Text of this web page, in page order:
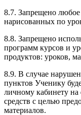
8.7. Запрещено любое
нарисованных по
8.8. Запрещено
программ курсов и
продуктов: уроков,
8.9. В случае
пунктов Ученику
личному кабинету
средств с целью
материалов.